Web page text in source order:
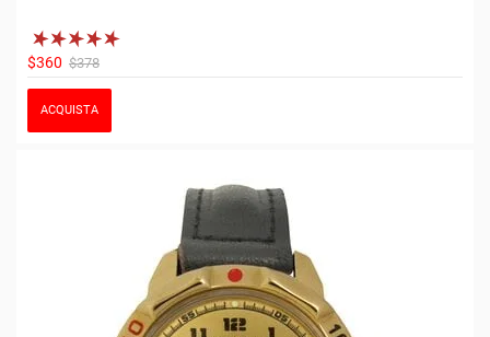
$360 $378
ACQUISTA